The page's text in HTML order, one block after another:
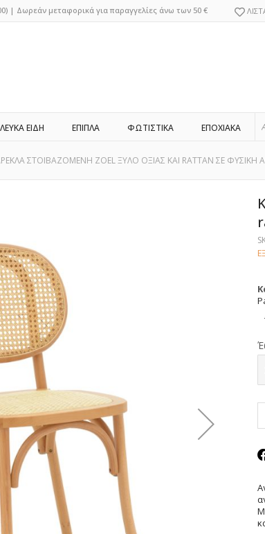
| Δωρεάν μεταφορικά για παραγγελίες άνω των 50 €Μετάβαση
ΛΕΥΚΑ ΕΙΔΗ ΕΠΙΠΛΑ ΦΩΤΙΣΤΙΚΑ ΕΠΟΧΙΑΚΑ
ΣΤΟΙΒΑΖΟΜΕΝΗ ZOEL ΞΥΛΟ ΟΞΙΑΣ ΚΑΙ RATTAN ΣΕ ΦΥΣΙΚΗ